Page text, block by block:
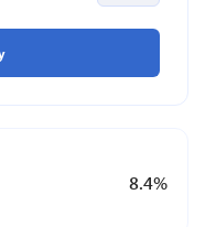
8.4%